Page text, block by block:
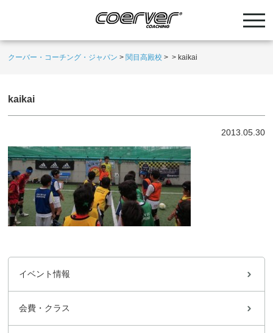
クーバー・コーチング・ジャパン > 関目高殿校 > > kaikai
kaikai
2013.05.30
イベント情報
会費・クラス